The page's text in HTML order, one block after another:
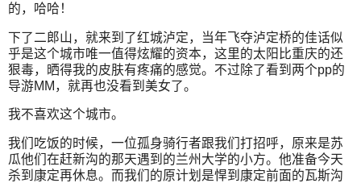
的，哈哈！
下了二郎山，就来到了红城泸定，当年飞夺泸定桥的佳话似
乎是这个城市唯一值得炫耀的资本，这里的太阳比重庆的还
狠毒，晒得我的皮肤有疼痛的感觉。不过除了看到两个pp的
导游MM，就再也没看到美女了。
我不喜欢这个城市。
我们吃饭的时候，一位孤身骑行者跟我们打招呼，原来是苏
瓜他们在赶新沟的那天遇到的兰州大学的小方。他准备今天
杀到康定再休息。而我们的原计划是悍到康定前面的瓦斯沟